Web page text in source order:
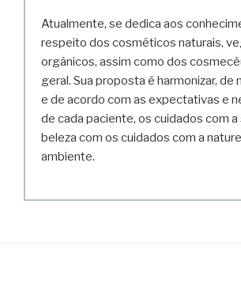
Atualmente, se dedica aos
respeito dos cosméticos naturais,
orgânicos, assim como dos
geral. Sua proposta é harmonizar, de
e de acordo com as expectativas e
de cada paciente, os cuidados com a
beleza com os cuidados com a
ambiente.